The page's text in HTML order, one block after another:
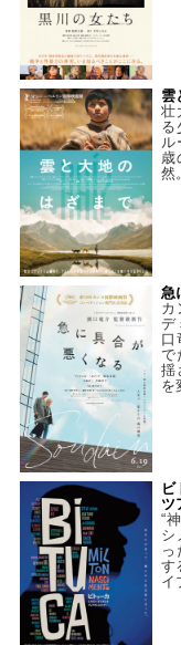
雲
壮
る
ル
歳
然
急
カ
デ
口
で
揺
を
ビ
ツ
“
シ
っ
す
イ